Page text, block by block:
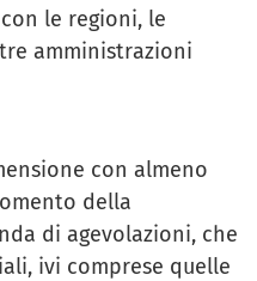
le regioni, le
amministrazioni
con almeno
della
di agevolazioni, che
ivi comprese quelle